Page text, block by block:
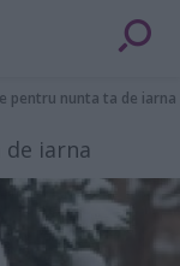
pentru nunta ta de iarna
iarna